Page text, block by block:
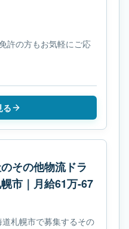
許の方もお気軽にご応
る
その他物流ドラ
市｜月給61万-67
札幌市で募集するその